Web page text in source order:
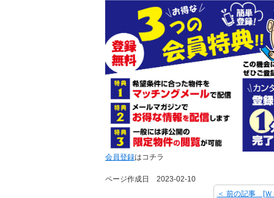
会員登録はコチラ
ページ作成日 2023-02-10